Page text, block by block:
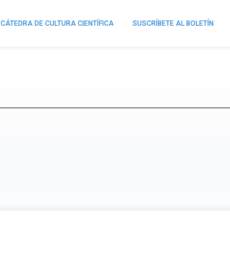
CÁTEDRA DE CULTURA CIENTÍFICA SUSCRÍBETE AL BOLETÍN